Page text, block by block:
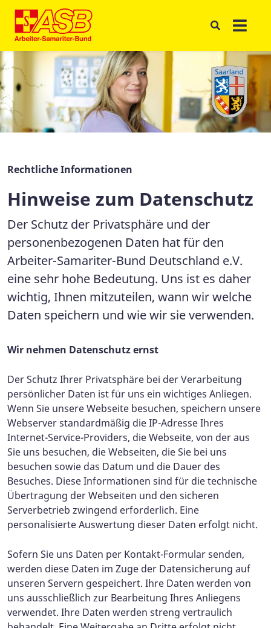
Rechtliche Informationen
Hinweise zum Datenschutz
Der Schutz der Privatsphäre und der
personenbezogenen Daten hat für den
Arbeiter-Samariter-Bund Deutschland e.V.
eine sehr hohe Bedeutung. Uns ist es daher
wichtig, Ihnen mitzuteilen, wann wir welche
Daten speichern und wie wir sie verwenden.
Wir nehmen Datenschutz ernst
Der Schutz Ihrer Privatsphäre bei der Verarbeitung
persönlicher Daten ist für uns ein wichtiges Anliegen.
Wenn Sie unsere Webseite besuchen, speichern unsere
Webserver standardmäßig die IP-Adresse Ihres
Internet-Service-Providers, die Webseite, von der aus
Sie uns besuchen, die Webseiten, die Sie bei uns
besuchen sowie das Datum und die Dauer des
Besuches. Diese Informationen sind für die technische
Übertragung der Webseiten und den sicheren
Serverbetrieb zwingend erforderlich. Eine
personalisierte Auswertung dieser Daten erfolgt nicht.
Sofern Sie uns Daten per Kontakt-Formular senden,
werden diese Daten im Zuge der Datensicherung auf
unseren Servern gespeichert. Ihre Daten werden von
uns ausschließlich zur Bearbeitung Ihres Anliegens
verwendet. Ihre Daten werden streng vertraulich